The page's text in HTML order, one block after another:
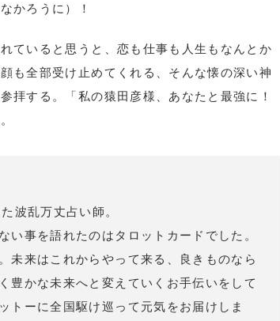
かろうに）！
ていると思うと、恋も仕事も人生もなんとか
も全部受け止めてくれる、そんな懐の深い神
拝する。「私の猿田彦様、あなたと最強に！
波乱万丈占い師。
い事を語れたのはタロットカードでした。
未来はこれからやって来る、良きものなら
豊かな未来へと変えていくお手伝いをして
トーに全国駆け巡って元気をお届けしま